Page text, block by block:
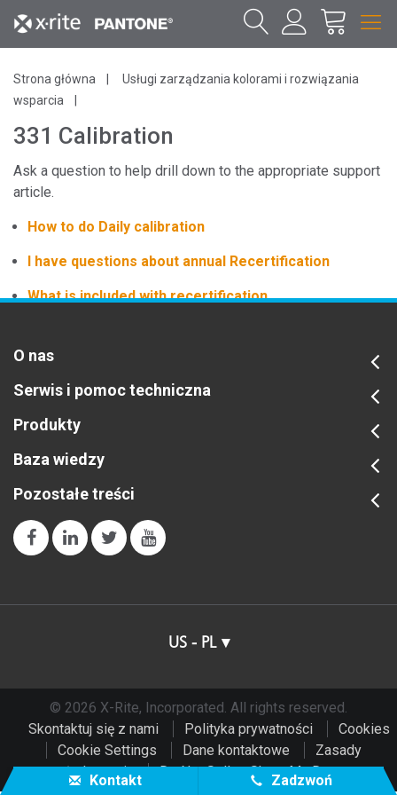
Strona główna
Usługi zarządzania kolorami i rozwiązania
wsparcia
331 Calibration
Ask a question to help drill down to the appropriate support
article.
How to do Daily calibration
I have questions about annual Recertification
What is included with recertification
O nas
Serwis i pomoc techniczna
Produkty
Baza wiedzy
Pozostałe treści
US - PL
© 2026 X-Rite, Incorporated. All rights reserved.
Skontaktuj się z nami
Polityka prywatności
Cookies
Cookie Settings
Dane kontaktowe
Zasady
użytkowania
Do Not Sell or Share My Data
Kontakt Zadzwoń